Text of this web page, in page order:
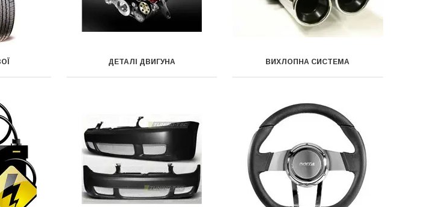
ДЕТАЛІ ДВИГУНА ВИХЛОПНА СИСТЕМА